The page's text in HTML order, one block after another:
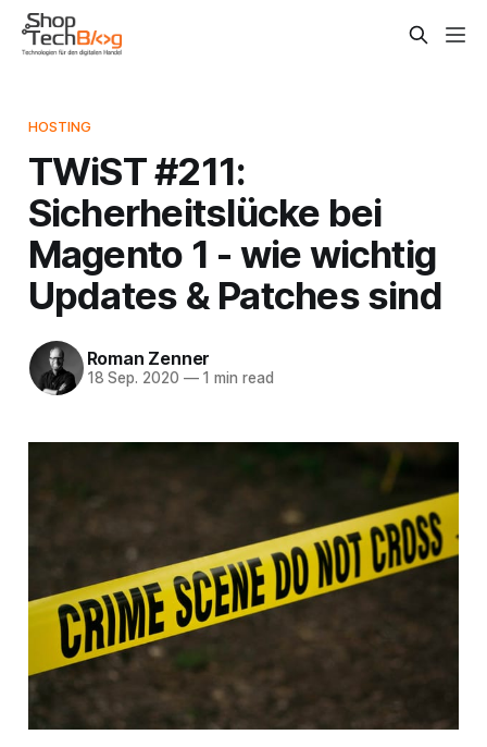
HOSTING
TWiST #211:
Sicherheitslücke bei
Magento 1 - wie wichtig
Updates & Patches sind
Roman Zenner
18 Sep. 2020 —1 min read